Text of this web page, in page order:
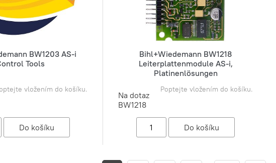
BW1203 AS-i
Tools
vložením do košíku.
Bihl+Wiedemann BW1218
Leiterplattenmodule AS-i,
Platinenlösungen
Na dotaz
BW1218
Poptejte vložením do košíku.